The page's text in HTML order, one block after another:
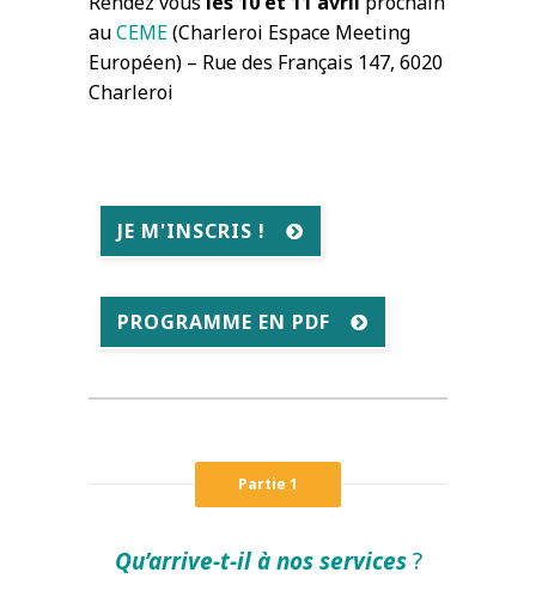
auCEME(Charleroi Espace Meeting
Européen) – Rue des Français 147, 6020
Charleroi
JE M'INSCRIS !
PROGRAMME EN PDF
Partie 1
Qu’arrive-t-il à nos services?